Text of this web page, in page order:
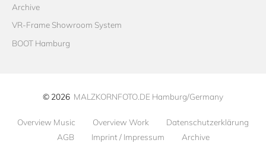
Archive
VR-Frame Showroom System
BOOT Hamburg
© 2026 MALZKORNFOTO.DE Hamburg/Germany
Overview Music Overview Work
Datenschutzerklärung
AGB
Imprint / Impressum
Archive